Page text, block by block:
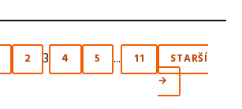
2 3 4 5 ... 11
STARŠÍ
→